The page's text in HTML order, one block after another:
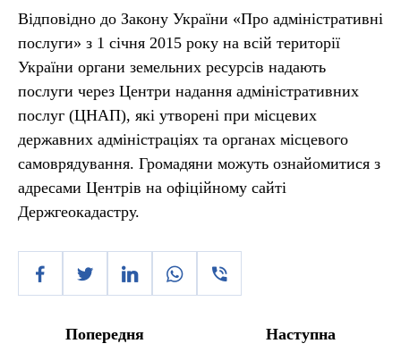
Відповідно до Закону України «Про адміністративні
послуги» з 1 січня 2015 року на всій території
України органи земельних ресурсів надають
послуги через Центри надання адміністративних
послуг (ЦНАП), які утворені при місцевих
державних адміністраціях та органах місцевого
самоврядування. Громадяни можуть ознайомитися з
адресами Центрів на офіційному сайті
Держгеокадастру.
Попередня Наступна